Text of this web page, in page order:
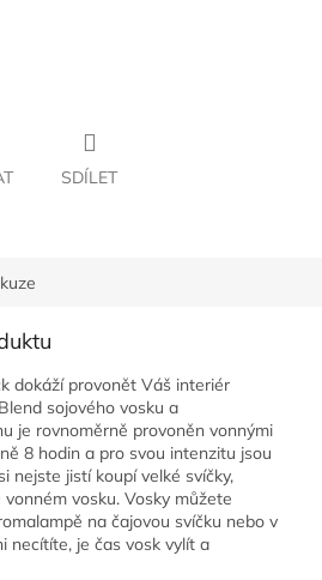
SDÍLET
dokáží provonět Váš interiér
sojového vosku a
je rovnoměrně provoněn vonnými
8 hodin a pro svou intenzitu jsou
nejste jistí koupí velké svíčky,
vosku. Vosky můžete
na čajovou svíčku nebo v
necítíte, je čas vosk vylít a